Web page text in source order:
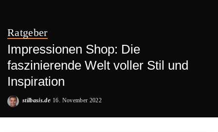
Ratgeber
Impressionen Shop: Die
faszinierende Welt voller Stil und
Inspiration
Posted
stilbasis.de 16. November 2022